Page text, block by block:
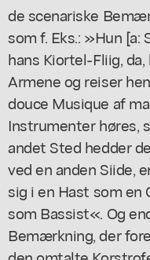
de scenariske
som f. Eks.: »Hun [a:
hans Kiortel-Fliig,
Armene og reiser
douce Musique af
Instrumenter høres,
andet Sted hedder
ved en anden Siide,
sig i en Hast som en
som Bassist«. Og
Bemærkning, der